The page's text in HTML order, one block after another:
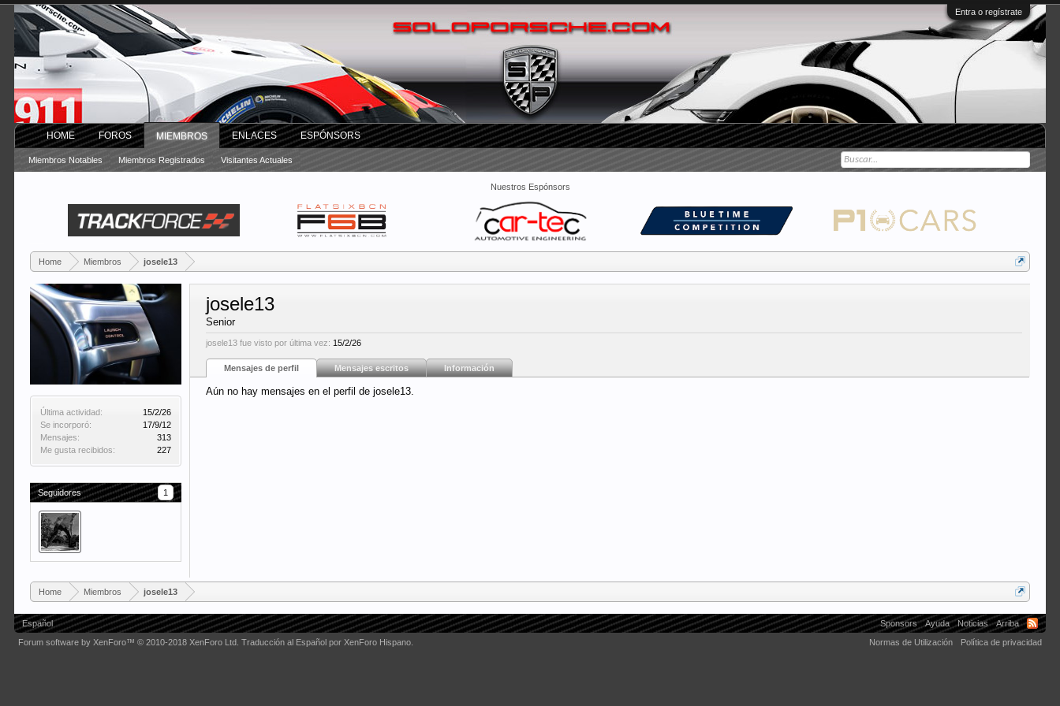
Entra o regístrate
Nuestros Espónsors
Home Miembros josele13
Última actividad:
15/2/26
Se incorporó:
17/9/12
Mensajes:
313
Me gusta recibidos:
227
Seguidores 1
josele13
Senior
josele13 fue visto por última vez: 15/2/26
Mensajes de perfil Mensajes escritos Información
Aún no hay mensajes en el perfil de josele13.
Home Miembros josele13
HOME FOROS MIEMBROS
Miembros Notables Miembros Registrados Visitantes Actuales
ENLACES ESPÓNSORS
Español Sponsors Ayuda Noticias
Arriba
Normas de Utilización
Política de privacidad
Forum software by XenForo™© 2010-2018 XenForo Ltd. Traducción al Español por XenForo Hispano.